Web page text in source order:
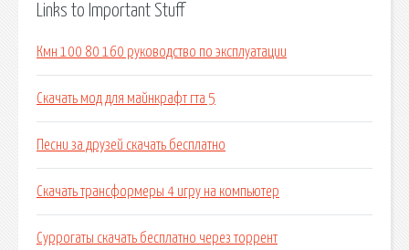
Links to Important Stuff
Кмн 100 80 160 руководство по эксплуатации
Скачать мод для майнкрафт гта 5
Песни за друзей скачать бесплатно
Скачать трансформеры 4 игру на компьютер
Суррогаты скачать бесплатно через торрент